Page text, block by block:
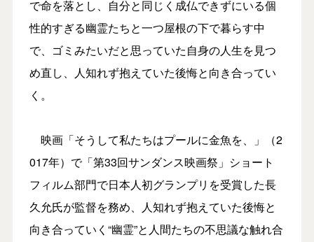
で命を落とし、自分と同じく成仏できずにいる個
性的すぎる幽霊たちと一つ屋根の下で暮らす中
で、ゴミみたいだと思っていた自身の人生を見つ
め直し、人知れず抱えていた後悔と向き合ってい
く。
映画「そうして私たちはプールに金魚を、」（2
017年）で「第33回サンダンス映画祭」ショート
フィルム部門で日本人初グランプリを受賞した長
久允氏が監督を務め、人知れず抱えていた後悔と
向き合っていく“幽霊”と人間たちの不思議な触れ合